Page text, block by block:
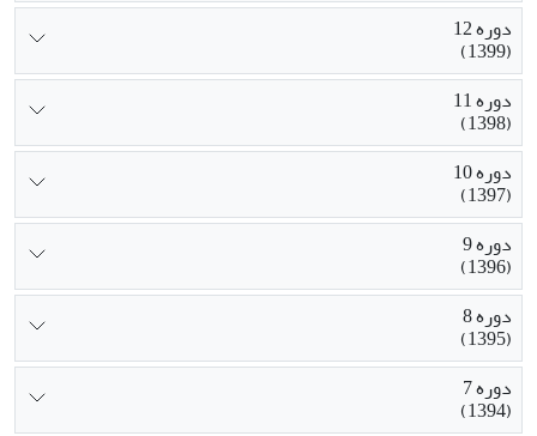
دوره 12
(1399)
دوره 11
(1398)
دوره 10
(1397)
دوره 9
(1396)
دوره 8
(1395)
دوره 7
(1394)